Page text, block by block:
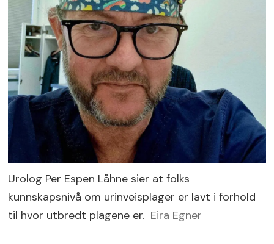
De vanligste symptomene på
urinveisinfeksjon:
· Sviende smerte når du tisser
· Trang til å tisse oftere enn vanlig
· Urinen kan ha en blakket farge, lukte
vondt eller inneholde blod
· Smerter nederst i magen
Kilde: Helsenorge
Urolog Per Espen Låhne sier at folks
kunnskapsnivå om urinveisplager er lavt i forhold
til hvor utbredt plagene er. Eira Egner